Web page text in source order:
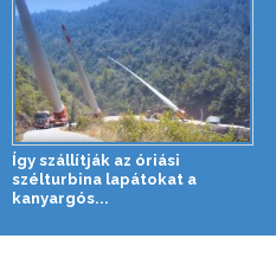
Így szállítják az óriási
szélturbina lapátokat a
kanyargós...